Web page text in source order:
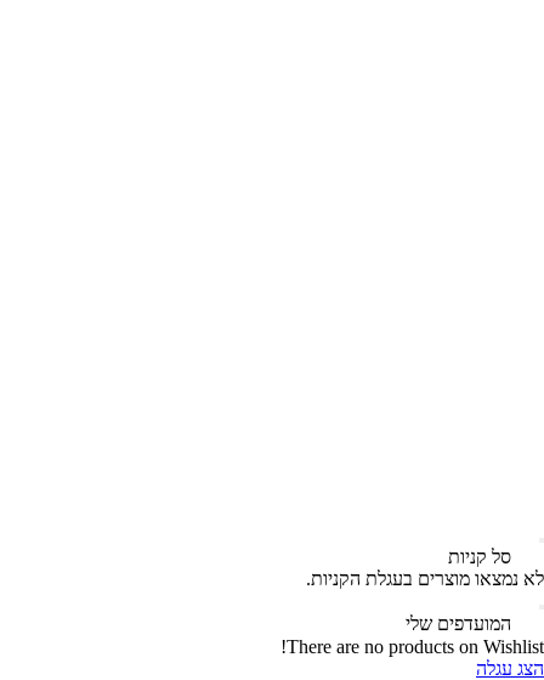
סל קניות‬
לא נמצאו מוצרים בעגלת הקניות.
המועדפים שלי
There are no products on Wishlist!
הצג עגלה